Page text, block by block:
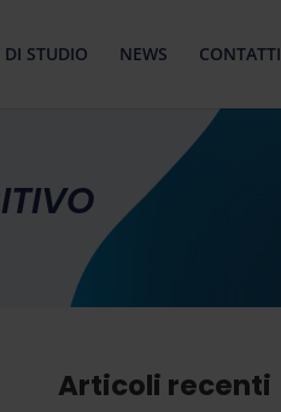
STUDIO NEWS CONTATTI
Articoli recenti